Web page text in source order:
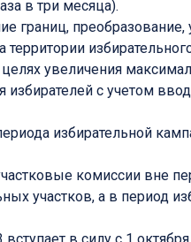
в три месяца).
границ, преобразование,
увеличения
избирателей с учетом
избирательной
комиссии вне
участков, а в период